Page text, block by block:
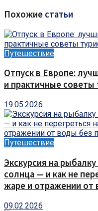
Похожие статьи
Путешествие
Отпуск в Европе:
и практичные советы
19.05.2026
Путешествие
Экскурсия на
солнца — и как не
жаре и отражении от
09.02.2026